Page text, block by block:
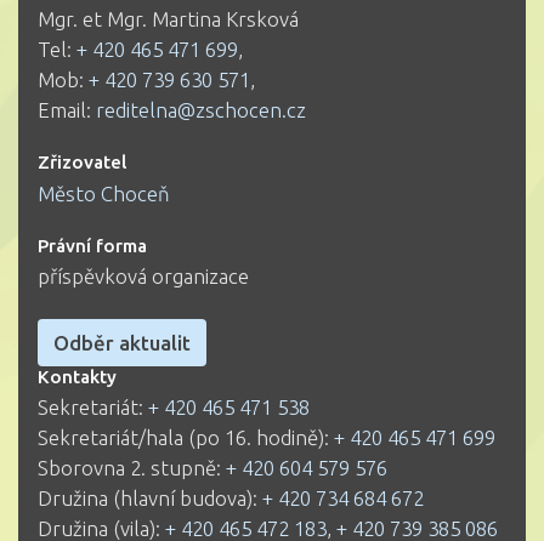
Mgr. et Mgr. Martina Krsková
Tel: + 420 465 471 699,
Mob: + 420 739 630 571 ,
Email: reditelna@zschocen.cz
Zřizovatel
Město Choceň
Právní forma
příspěvková organizace
Odběr aktualit
Kontakty
Sekretariát: + 420 465 471 538
Sekretariát/hala (po 16. hodině): + 420 465 471 699
Sborovna 2. stupně: + 420 604 579 576
Družina (hlavní budova): + 420 734 684 672
Družina (vila): + 420 465 472 183, + 420 739 385 086